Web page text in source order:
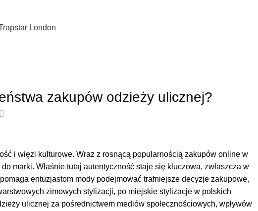
London
zakupów odzieży ulicznej?
0
i więzi kulturowe. Wraz z rosnącą popularnością zakupów online w
marki. Właśnie tutaj autentyczność staje się kluczowa, zwłaszcza w
entuzjastom mody podejmować trafniejsze decyzje zakupowe,
zimowych stylizacji, po miejskie stylizacje w polskich
ulicznej za pośrednictwem mediów społecznościowych, wpływów